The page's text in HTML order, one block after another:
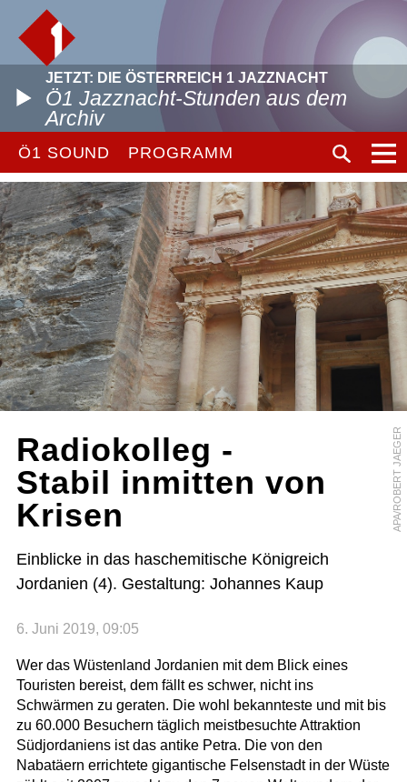
JETZT: DIE ÖSTERREICH 1 JAZZNACHT
Ö1 Jazznacht-Stunden aus dem
Archiv
Ö1 SOUND PROGRAMM
APA/ROBERT JAEGER
Radiokolleg -
Stabil inmitten von
Krisen
Einblicke in das haschemitische Königreich
Jordanien (4). Gestaltung: Johannes Kaup
6. Juni 2019, 09:05
Wer das Wüstenland Jordanien mit dem Blick eines
Touristen bereist, dem fällt es schwer, nicht ins
Schwärmen zu geraten. Die wohl bekannteste und mit bis
zu 60.000 Besuchern täglich meistbesuchte Attraktion
Südjordaniens ist das antike Petra. Die von den
Nabatäern errichtete gigantische Felsenstadt in der Wüste